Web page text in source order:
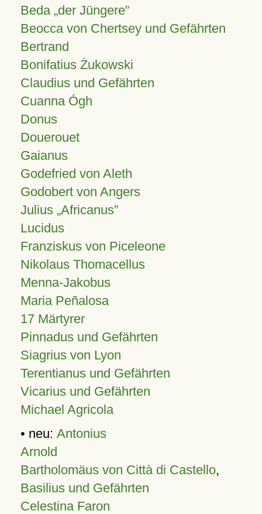
Beda „der Jüngere”
Beocca von Chertsey und Gefährten
Bertrand
Bonifatius Żukowski
Claudius und Gefährten
Cuanna Ógh
Donus
Douerouet
Gaianus
Godefried von Aleth
Godobert von Angers
Julius Africanus
Lucidus
Franziskus von Piceleone
Nikolaus Thomacellus
Menna-Jakobus
Maria Peñalosa
17 Märtyrer
Pinnadus und Gefährten
Siagrius von Lyon
Terentianus und Gefährten
Vicarius und Gefährten
Michael Agricola
• neu: Antonius
Arnold
Bartholomäus von Città di Castello,
Basilius und Gefährten
Celestina Faron